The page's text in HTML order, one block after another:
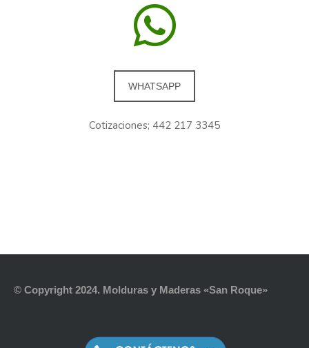
WHATSAPP
Cotizaciones; 442 217 3345
© Copyright 2024. Molduras y Maderas «San Roque»